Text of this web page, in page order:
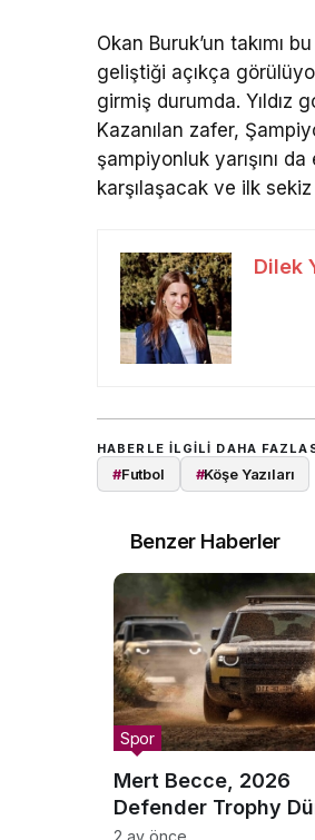
Okan Buruk’un takımı
geliştiği açıkça
girmiş durumda. Yıldız
Kazanılan zafer,
şampiyonluk yarışını
karşılaşacak ve ilk
Dilek
HABERLE ILGILI DAHA
#Futbol #Köşe Yazıları
Benzer Haberler
Mert Becce, 2026
Defender Trophy
Finali’ne Gidiyor
Spor
2 ay önce